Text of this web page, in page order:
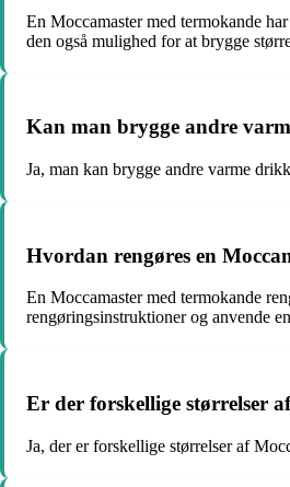
En Moccamaster med termokande
den også mulighed for at brygge
Kan man brygge andre
Ja, man kan brygge andre varme
Hvordan rengøres en
En Moccamaster med termokande
rengøringsinstruktioner og anvende
Er der forskellige størrelser
Ja, der er forskellige størrelser af